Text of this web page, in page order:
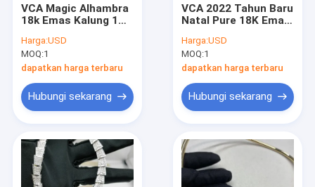
VCA Magic Alhambra
18k Emas Kalung 1
18k Kalung Berlian
Harga:USD
MOQ:1
dapatkan harga terbaru
Hubungi sekarang
VCA 2022 Tahun Baru
Natal Pure 18K Emas
Berlian Merek
Perhiasan Discount
Store
Harga:USD
MOQ:1
dapatkan harga terbaru
Hubungi sekarang